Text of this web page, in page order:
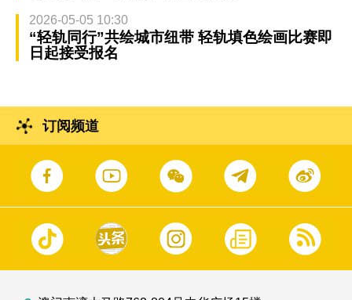
2026-05-05 10:30
“轻轨同行”共绘城市纽带 轻轨填色绘画比赛即
日起接受报名
订阅频道